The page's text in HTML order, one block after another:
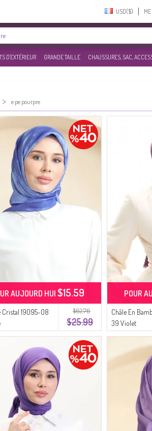
USD($)‎
D'EXTÉRIEUR GRANDE TAILLE CHAUSSURES, SAC,
> e pe pourpre
$62.76
$25.99
Cristal 19095-08
AUJOURD HUI$15.59
Châle En
39 Violet
POUR